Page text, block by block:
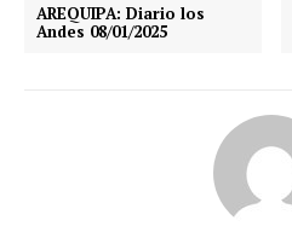
AREQUIPA: Diario los
Andes 08/01/2025